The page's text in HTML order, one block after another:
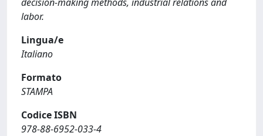
labor.
Lingua/e
Italiano
Formato
STAMPA
Codice ISBN
978-88-6952-033-4